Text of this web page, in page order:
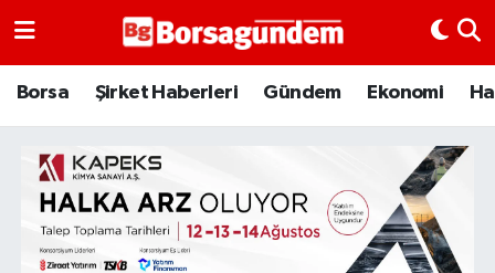
Borsa Şirket Haberleri Gündem Ekonomi
Borsa
Emtia
Galeri